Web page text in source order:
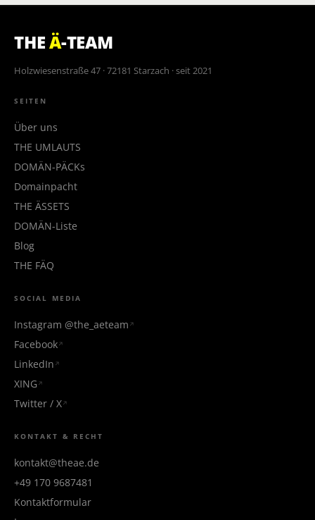
THEÄ-TEAM
Holzwiesenstraße 47 · 72181 Starzach · seit 2021
SEITEN
Über uns
THE UMLAUTS
DOMÄN-PÄCKs
Domainpacht
THE ÄSSETS
DOMÄN-Liste
Blog
THE FÄQ
SOCIAL MEDIA
Instagram @the_aeteam
Facebook
LinkedIn
XING
Twitter / X
KONTAKT & RECHT
kontakt@theae.de
+49 170 9687481
Kontaktformular